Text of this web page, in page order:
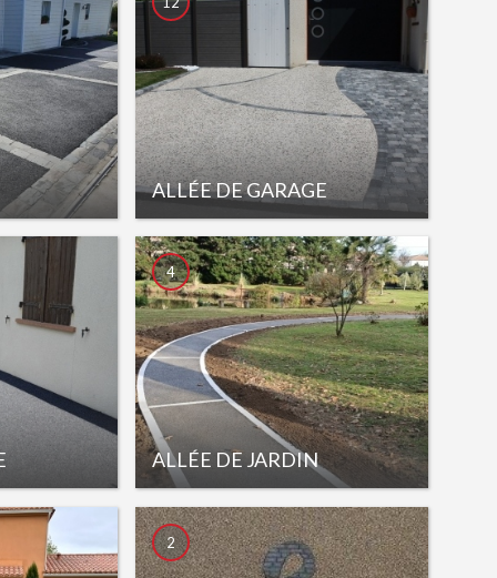
ALLÉE DE GARAGE
ALLÉE DE JARDIN
4
2